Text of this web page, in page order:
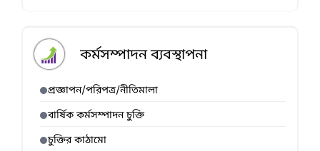
কর্মসম্পাদন ব্যবস্থাপনা
প্রজ্ঞাপন/পরিপত্র/নীতিমালা
বার্ষিক কর্মসম্পাদন চুক্তি
চুক্তির কাঠামো